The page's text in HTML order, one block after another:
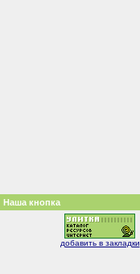
Наша кнопка
добавить в закладки